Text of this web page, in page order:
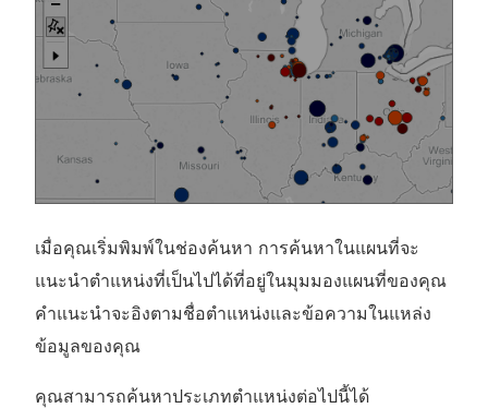
เมื่อคุณเริ่มพิมพ์ในช่องค้นหา การค้นหาในแผนที่จะ
แนะนำตำแหน่งที่เป็นไปได้ที่อยู่ในมุมมองแผนที่ของคุณ
คำแนะนำจะอิงตามชื่อตำแหน่งและข้อความในแหล่ง
ข้อมูลของคุณ
คุณสามารถค้นหาประเภทตำแหน่งต่อไปนี้ได้